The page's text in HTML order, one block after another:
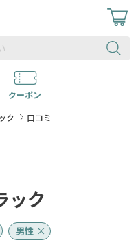
クーポン
ク 口コミ
ック
男性